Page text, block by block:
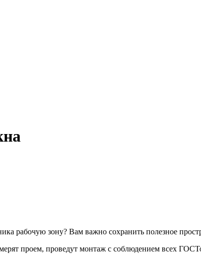
рабочую зону? Вам важно сохранить полезное
проем, проведут монтаж с соблюдением всех